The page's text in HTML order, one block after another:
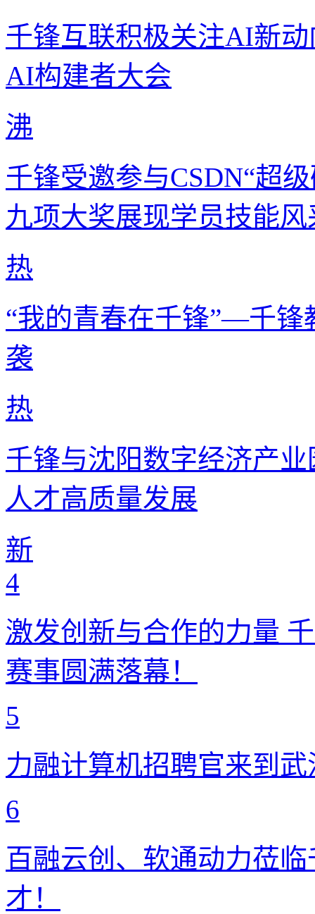
千锋互联积极关注AI新
AI构建者大会
沸
千锋受邀参与CSDN“超
九项大奖展现学员技能风
热
“我的青春在千锋”—千锋
袭
热
千锋与沈阳数字经济产
人才高质量发展
新
4
激发创新与合作的力量
赛事圆满落幕！
5
力融计算机招聘官来到
6
百融云创、软通动力莅
才！